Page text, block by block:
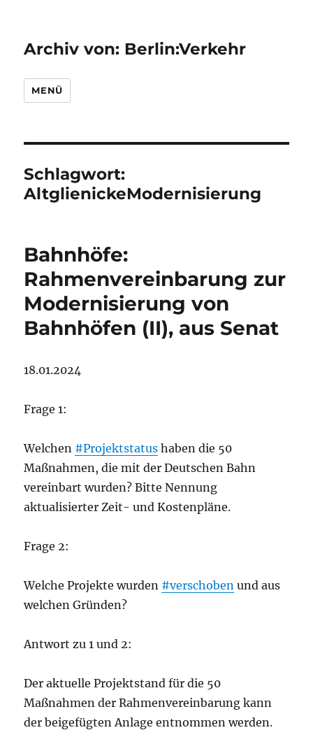
Archiv von: Berlin:Verkehr
MENÜ
Schlagwort:
AltglienickeModernisierung
Bahnhöfe:
Rahmenvereinbarung zur
Modernisierung von
Bahnhöfen (II), aus Senat
18.01.2024
Frage 1:
Welchen #Projektstatus haben die 50
Maßnahmen, die mit der Deutschen Bahn
vereinbart wurden? Bitte Nennung
aktualisierter Zeit- und Kostenpläne.
Frage 2:
Welche Projekte wurden #verschoben und aus
welchen Gründen?
Antwort zu 1 und 2:
Der aktuelle Projektstand für die 50
Maßnahmen der Rahmenvereinbarung kann
der beigefügten Anlage entnommen werden.